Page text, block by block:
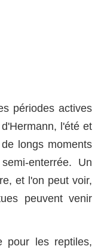
périodes actives
l'été et
longs moments
enterrée. Un
et l'on peut voir,
peuvent venir
pour les reptiles,